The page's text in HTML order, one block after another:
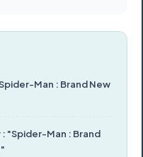
Man : Brand New
: "Spider-Man : Brand